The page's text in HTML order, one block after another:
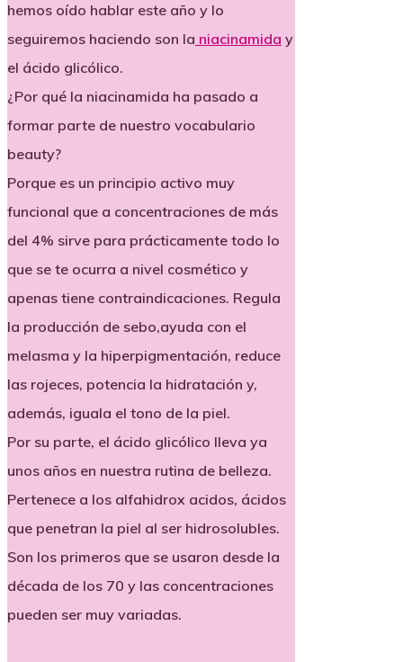
hemos oído hablar este año y lo
seguiremos haciendo son la niacinamida y
el ácido glicólico.
¿Por qué la niacinamida ha pasado a
formar parte de nuestro vocabulario
beauty?
Porque es un principio activo muy
funcional que a concentraciones de más
del 4% sirve para prácticamente todo lo
que se te ocurra a nivel cosmético y
apenas tiene contraindicaciones. Regula
la producción de sebo,ayuda con el
melasma y la hiperpigmentación, reduce
las rojeces, potencia la hidratación y,
además, iguala el tono de la piel.
Por su parte, el ácido glicólico lleva ya
unos años en nuestra rutina de belleza.
Pertenece a los alfahidrox acidos, ácidos
que penetran la piel al ser hidrosolubles.
Son los primeros que se usaron desde la
década de los 70 y las concentraciones
pueden ser muy variadas.